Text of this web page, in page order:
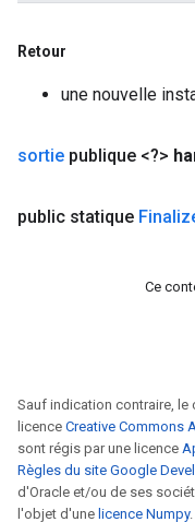
Retour
une nouvelle
sortie publique <?>
public statique
Ce
Sauf indication contraire, le
licence Creative Commons
sont régis par une licence
Règles du site Google
d'Oracle et/ou de ses
l'objet d'une licence Numpy.